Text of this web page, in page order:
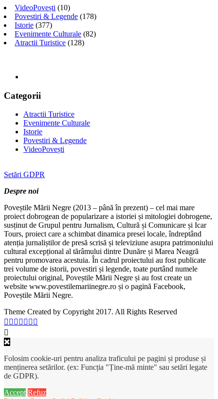
VideoPovești (10)
Povestiri & Legende (178)
Istorie (377)
Evenimente Culturale (82)
Atractii Turistice (128)
Categorii
Atractii Turistice
Evenimente Culturale
Istorie
Povestiri & Legende
VideoPovești
Setări GDPR
Despre noi
Poveștile Mării Negre (2013 – până în prezent) – cel mai mare
proiect dobrogean de popularizare a istoriei și mitologiei dobrogene,
susținut de Grupul pentru Jurnalism, Cultură și Comunicare și Icar
Tours, proiect care a schimbat dinamica presei locale, îndreptând
atenția jurnaliștilor de presă scrisă și televiziune asupra patrimoniului
cultural excepțional al tărâmului dintre Dunăre și Marea Neagră
pentru promovarea acestuia. În cadrul proiectului au fost publicate
trei volume de istorii, povestiri și legende, toate purtând numele
proiectului original, Poveștile Mării Negre și au fost create un
website www.povestilemariinegre.ro și o pagină Facebook,
Poveștile Mării Negre.
Theme Created by Copyright 2017. All Rights Reserved
Folosim cookie-uri pentru analiza traficului pe pagini și produse și
menținerea setărilor. (ex: Funcția "Ține-mă minte" sau setări legate
de GDPR).
Accept Refuz